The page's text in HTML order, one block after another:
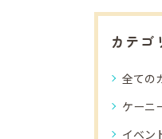
カテゴ
全ての
ケーニ
イベン